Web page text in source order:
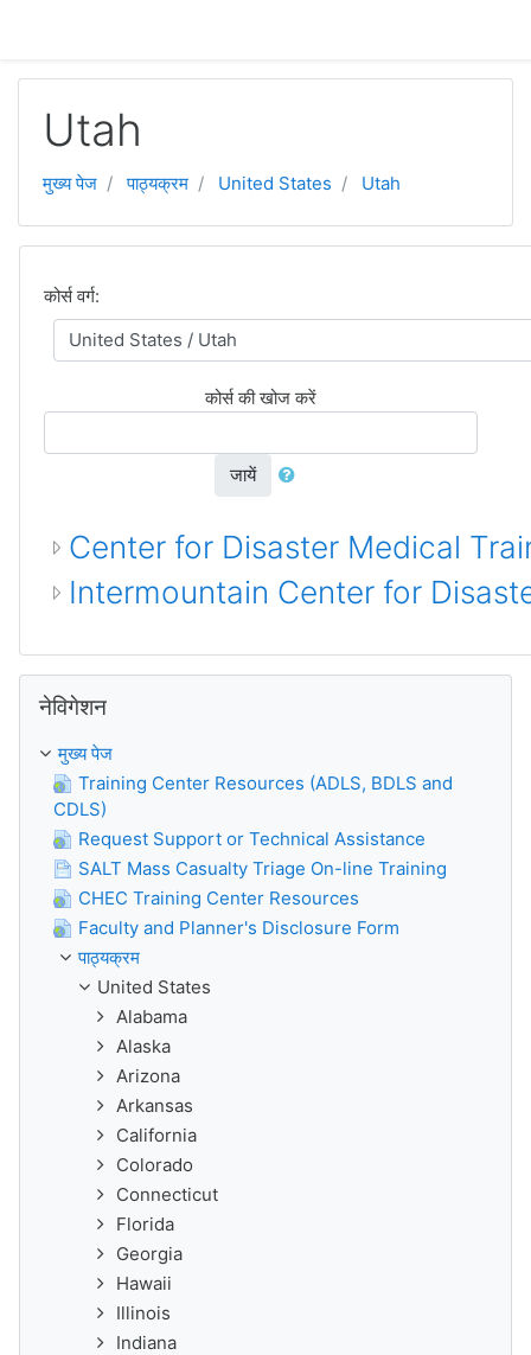
Utah
मुख्य पेज पाठ्यक्रम United States Utah
कोर्स वर्ग:
कोर्स की खोज करें
जायें
Center for Disaster Medical
Intermountain Center for
नेविगेशन
मुख्य पेज
Training Center Resources (ADLS, BDLS and
CDLS)
Request Support or Technical Assistance
SALT Mass Casualty Triage On-line Training
CHEC Training Center Resources
Faculty and Planner's Disclosure Form
पाठ्यक्रम
United States
Alabama
Alaska
Arizona
Arkansas
California
Colorado
Connecticut
Florida
Georgia
Hawaii
Illinois
Indiana